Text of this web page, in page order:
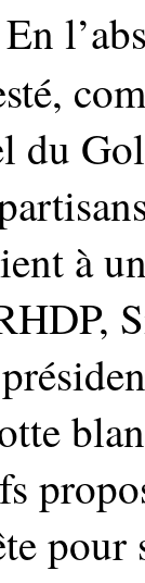
En
du
à